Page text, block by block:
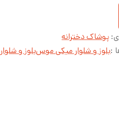
: پوشاک دخترانه
:بلوز و شلوار میکی موسبلوز و